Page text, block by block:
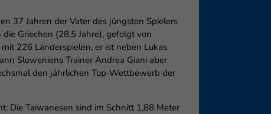
37 Jahren der Vater des jüngsten Spielers
Griechen (28,5 Jahre), gefolgt von
226 Länderspielen, er ist neben Lukas
Sloweniens Trainer Andrea Giani aber
den jährlichen Top-Wettbewerb der
Die Taiwanesen sind im Schnitt 1,88 Meter